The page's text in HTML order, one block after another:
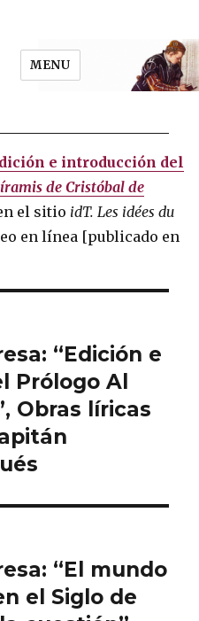
MENU
e introducción del
de Cristóbal de
el sitio idT. Les idées du
en línea [publicado en
“Edición e
Prólogo Al
Obras líricas
“El mundo
el Siglo de